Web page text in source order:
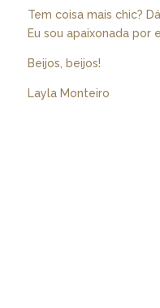
Tem coisa mais chic?
Eu sou apaixonada por
Beijos, beijos!
Layla Monteiro